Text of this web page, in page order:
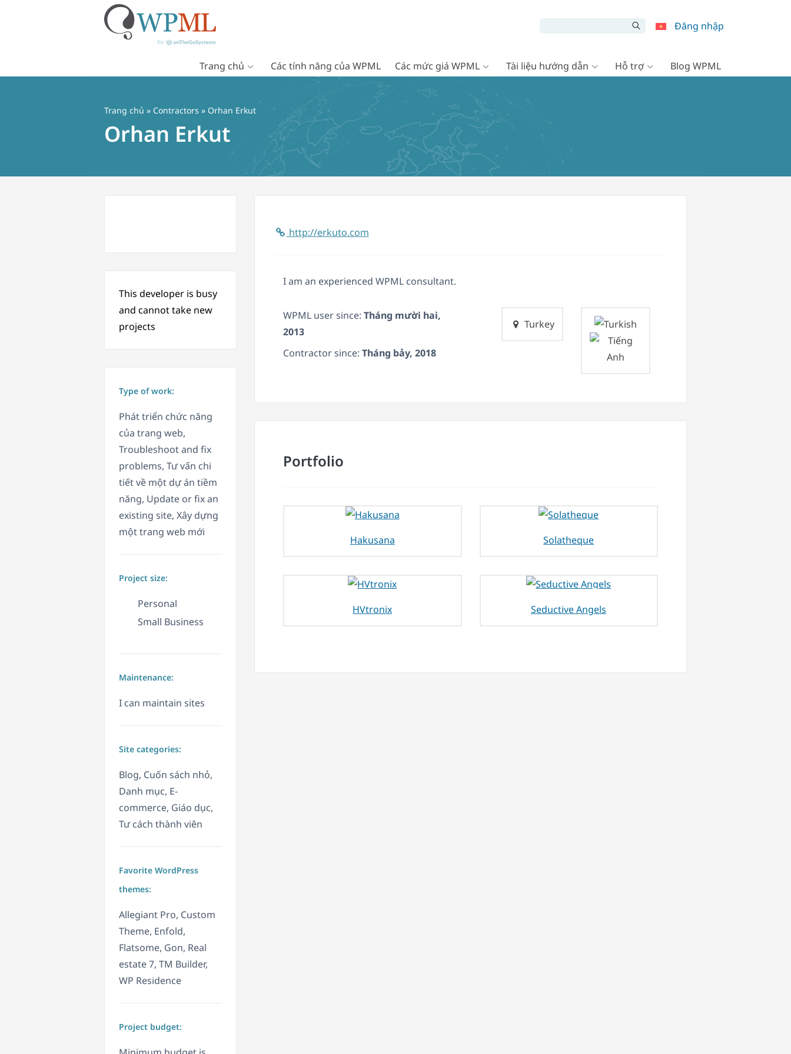
Đăng nhập
Trang chủ Các tính năng của WPML Các mức giá WPML Tài liệu hướng dẫn Hỗ trợ Blog WPML
Trang chủ » Contractors » Orhan Erkut
Orhan Erkut
This developer is busy
and cannot take new
projects
Type of work:
Phát triển chức năng
của trang web,
Troubleshoot and fix
problems, Tư vấn chi
tiết về một dự án tiềm
năng, Update or fix an
existing site, Xây dựng
một trang web mới
Project size:
Personal
Small Business
Maintenance:
I can maintain sites
Site categories:
Blog, Cuốn sách nhỏ,
Danh mục, E-
commerce, Giáo dục,
Tư cách thành viên
Favorite WordPress
themes:
Allegiant Pro, Custom
Theme, Enfold,
Flatsome, Gon, Real
estate 7, TM Builder,
WP Residence
Project budget:
http://erkuto.com
I am an experienced WPML consultant.
WPML user since: Tháng mười hai,
2013
Contractor since: Tháng bảy, 2018
Turkey
Portfolio
Hakusana Solatheque
HVtronix Seductive Angels